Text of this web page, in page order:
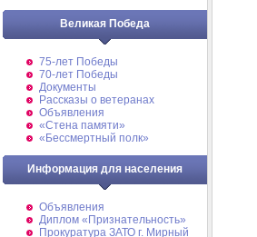
Великая Победа
75-лет Победы
70-лет Победы
Документы
Рассказы о ветеранах
Объявления
«Стена памяти»
«Бессмертный полк»
Информация для населения
Объявления
Диплом «Признательность»
Прокуратура ЗАТО г. Мирный